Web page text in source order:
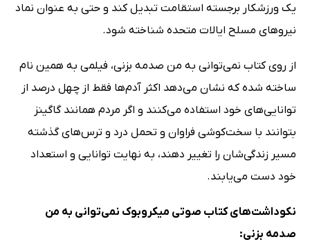
یک ورزشکار برجسته استقامت تبدیل کند و حتی به عنوان نماد
نیروهای مسلح ایالات متحده شناخته شود.
از روی کتاب نمی‌توانی به من صدمه بزنی، فیلمی به همین نام
ساخته شده که نشان می‌دهد اکثر آدم‌ها فقط از چهل درصد از
توانایی‌های خود استفاده می‌کنند و اگر مردم همانند گاگینز
بتوانند با سخت‌کوشی فراوان و تحمل درد و ترس‌های گذشته
مسیر زندگی‌شان را تغییر دهند، به نهایت توانایی و استعداد
خود دست می‌یابند.
نکوداشت‌های کتاب صوتی میکروبوک نمی‌توانی به من
صدمه بزنی: